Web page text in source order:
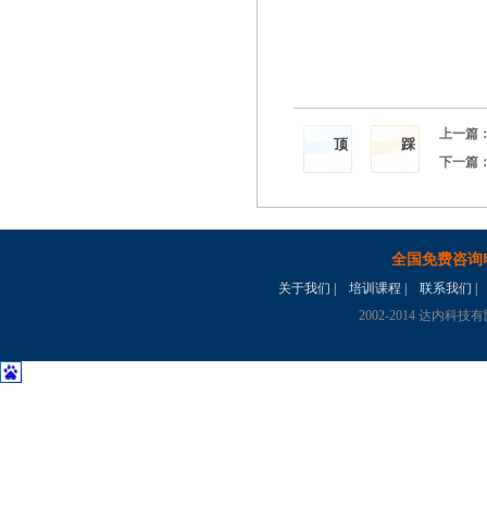
顶 踩
上一篇
下一篇
全国免费咨询
关于我们 培训课程 联系我们
2002-2014 达内科技